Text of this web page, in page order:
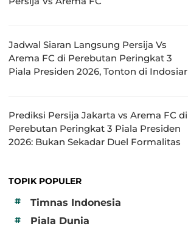
Jadwal Siaran Langsung Persija Vs
Arema FC di Perebutan Peringkat 3
Piala Presiden 2026, Tonton di Indosiar
Prediksi Persija Jakarta vs Arema FC di
Perebutan Peringkat 3 Piala Presiden
2026: Bukan Sekadar Duel Formalitas
TOPIK POPULER
#
Timnas Indonesia
# Piala Dunia